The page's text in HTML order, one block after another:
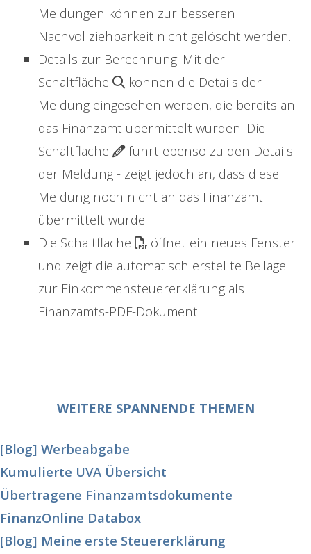
Meldungen können zur besseren
Nachvollziehbarkeit nicht gelöscht werden.
Details zur Berechnung: Mit der
Schaltfläche
können die Details der
Meldung eingesehen werden, die bereits an
das Finanzamt übermittelt wurden. Die
Schaltfläche
führt ebenso zu den Details
der Meldung - zeigt jedoch an, dass diese
Meldung noch nicht an das Finanzamt
übermittelt wurde.
Die Schaltfläche
öffnet ein neues Fenster
und zeigt die automatisch erstellte Beilage
zur Einkommensteuererklärung als
Finanzamts-PDF-Dokument.
WEITERE SPANNENDE THEMEN
[Blog] Werbeabgabe
Kumulierte UVA Übersicht
Übertragene Finanzamtsdokumente
FinanzOnline Databox
[Blog] Meine erste Steuererklärung